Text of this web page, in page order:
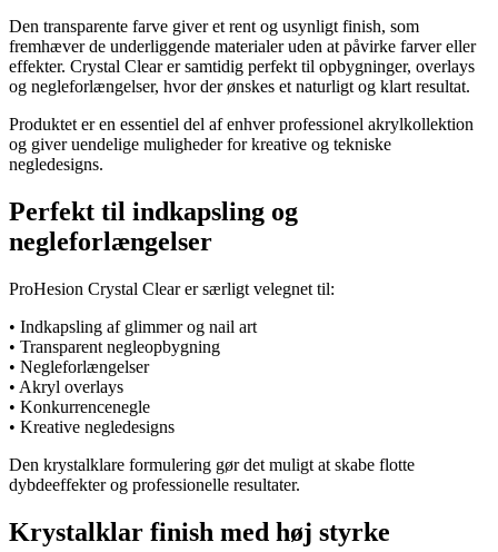
Den transparente farve giver et rent og usynligt finish, som
fremhæver de underliggende materialer uden at påvirke farver eller
effekter. Crystal Clear er samtidig perfekt til opbygninger, overlays
og negleforlængelser, hvor der ønskes et naturligt og klart resultat.
Produktet er en essentiel del af enhver professionel akrylkollektion
og giver uendelige muligheder for kreative og tekniske
negledesigns.
Perfekt til indkapsling og
negleforlængelser
ProHesion Crystal Clear er særligt velegnet til:
• Indkapsling af glimmer og nail art
• Transparent negleopbygning
• Negleforlængelser
• Akryl overlays
• Konkurrencenegle
• Kreative negledesigns
Den krystalklare formulering gør det muligt at skabe flotte
dybdeeffekter og professionelle resultater.
Krystalklar finish med høj styrke